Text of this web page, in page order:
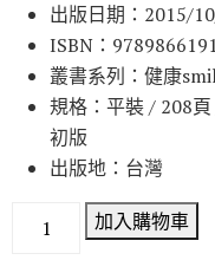
出版日期：2015/
ISBN：
叢書系列：健康
規格：平裝 / 208
初版
出版地：台灣
加入購物車